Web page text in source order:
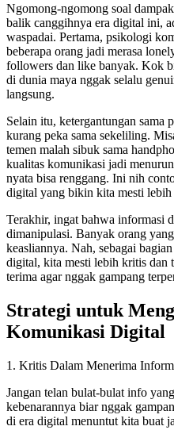
Ngomong-ngomong soal
balik canggihnya era digital ini,
waspadai. Pertama, psikologi
beberapa orang jadi merasa
followers dan like banyak. Kok
di dunia maya nggak selalu
langsung.
Selain itu, ketergantungan sama
kurang peka sama sekeliling.
temen malah sibuk sama
kualitas komunikasi jadi
nyata bisa renggang. Ini nih
digital yang bikin kita mesti lebih
Terakhir, ingat bahwa informasi
dimanipulasi. Banyak orang
keasliannya. Nah, sebagai
digital, kita mesti lebih kritis dan
terima agar nggak gampang
Strategi untuk
Komunikasi Digital
1. Kritis Dalam Menerima
Jangan telan bulat-bulat info
kebenarannya biar nggak
di era digital menuntut kita buat